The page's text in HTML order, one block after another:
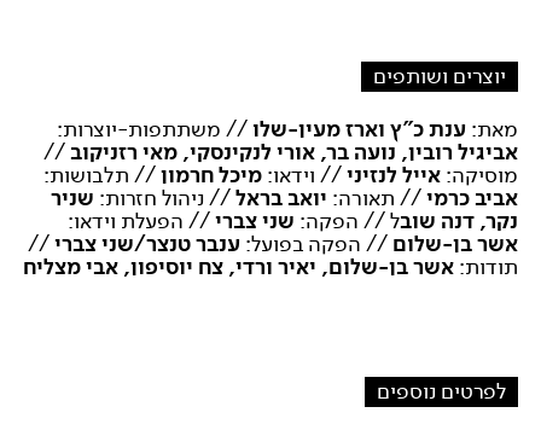
יוצרים ושותפים
מאת: ענת כ"ץ וארז מעין-שלו // משתתפות-יוצרות:
אביגיל רובין, נועה בר, אורי לנקינסקי, מאי רזניקוב//
מוסיקה: אייל לנזיני// וידאו: מיכל חרמון// תלבושות:
אביב כרמי// תאורה: יואב בראל// ניהול חזרות: שניר
נקר, דנה שובל // הפקה: שני צברי// הפעלת וידאו:
אשר בן-שלום // הפקה בפועל: ענבר טנצר/שני צברי//
תודות: אשר בן-שלום, יאיר ורדי, צח יוסיפון, אבי מצליח
לפרטים נוספים